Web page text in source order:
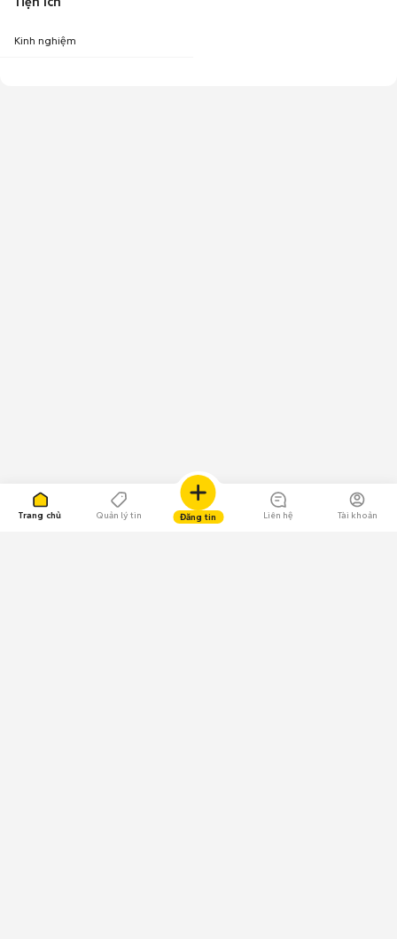
Trang chủ Quản lý tin Đăng tin Liên hệ Tài khoản
Kinh nghiệm